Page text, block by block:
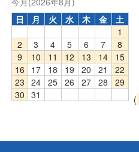
日
月 火 水 木 金
土
1
2
3 4 5 6 7
8
9
10 11 12 13 14
15
16
17 18 19 20 21
22
23
24 25 26 27 28
29
30
31
(